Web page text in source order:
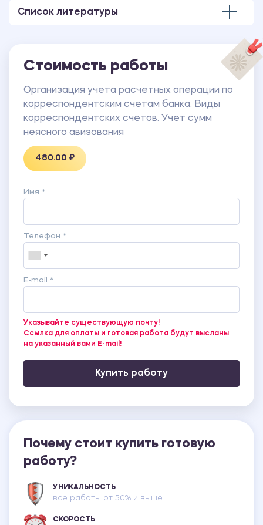
Список литературы
Стоимость работы
Организация учета расчетных операции по
корреспондентским счетам банка. Виды
корреспондентских счетов. Учет сумм
неясного авизования
480.00 ₽
Имя *
Телефон *
E-mail *
Указывайте существующую почту!
Ссылка для оплаты и готовая работа будут высланы
на указанный вами E-mail!
Купить работу
Почему стоит купить готовую
работу?
УНИКАЛЬНОСТЬ
все работы от 50% и выше
СКОРОСТЬ